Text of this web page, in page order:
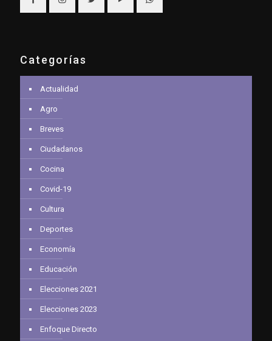
Categorías
Actualidad
Agro
Breves
Ciudadanos
Cocina
Covid-19
Cultura
Deportes
Economía
Educación
Elecciones 2021
Elecciones 2023
Enfoque Directo